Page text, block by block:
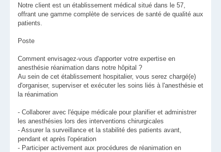
Notre client est un établissement médical situé dans le 57,
offrant une gamme complète de services de santé de qualité aux
patients.
Poste
Comment envisagez-vous d'apporter votre expertise en
anesthésie réanimation dans notre hôpital ?
Au sein de cet établissement hospitalier, vous serez chargé(e)
d'organiser, superviser et exécuter les soins liés à l'anesthésie et
la réanimation
- Collaborer avec l'équipe médicale pour planifier et administrer
les anesthésies lors des interventions chirurgicales
- Assurer la surveillance et la stabilité des patients avant,
pendant et après l'opération
- Participer activement aux procédures de réanimation en